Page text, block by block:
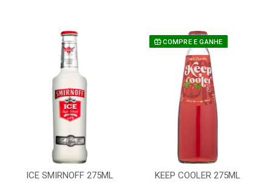
ICE SMIRNOFF 275ML
COMPRE E GANHE
KEEP COOLER 275ML